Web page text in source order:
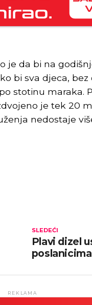
je da bi na
bi sva djeca,
stotinu maraka.
je tek 20
nedostaje
SLEDEĆI
Plavi dizel
poslanicima
REKLAMA